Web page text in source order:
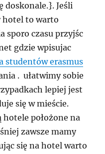
doskonale.}. Jeśli
hotel to warto
sporo czasu przyjśc
gdzie wpisujac
studentów erasmus
. ułatwimy sobie
lepiej jest
się w mieście.
położone na
zawsze mamy
się na hotel warto